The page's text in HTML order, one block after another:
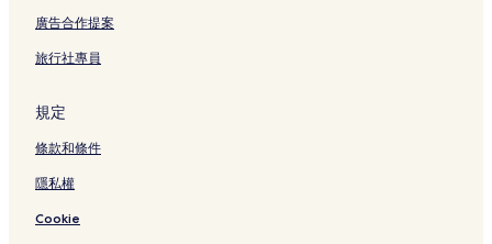
劉家古樓民雄鬼屋附近的飯店
大埔飯店
東石鄉飯店
好美里立體彩繪村附近的飯店
廣告合作提案
旅行社專員
規定
條款和條件
隱私權
Cookie